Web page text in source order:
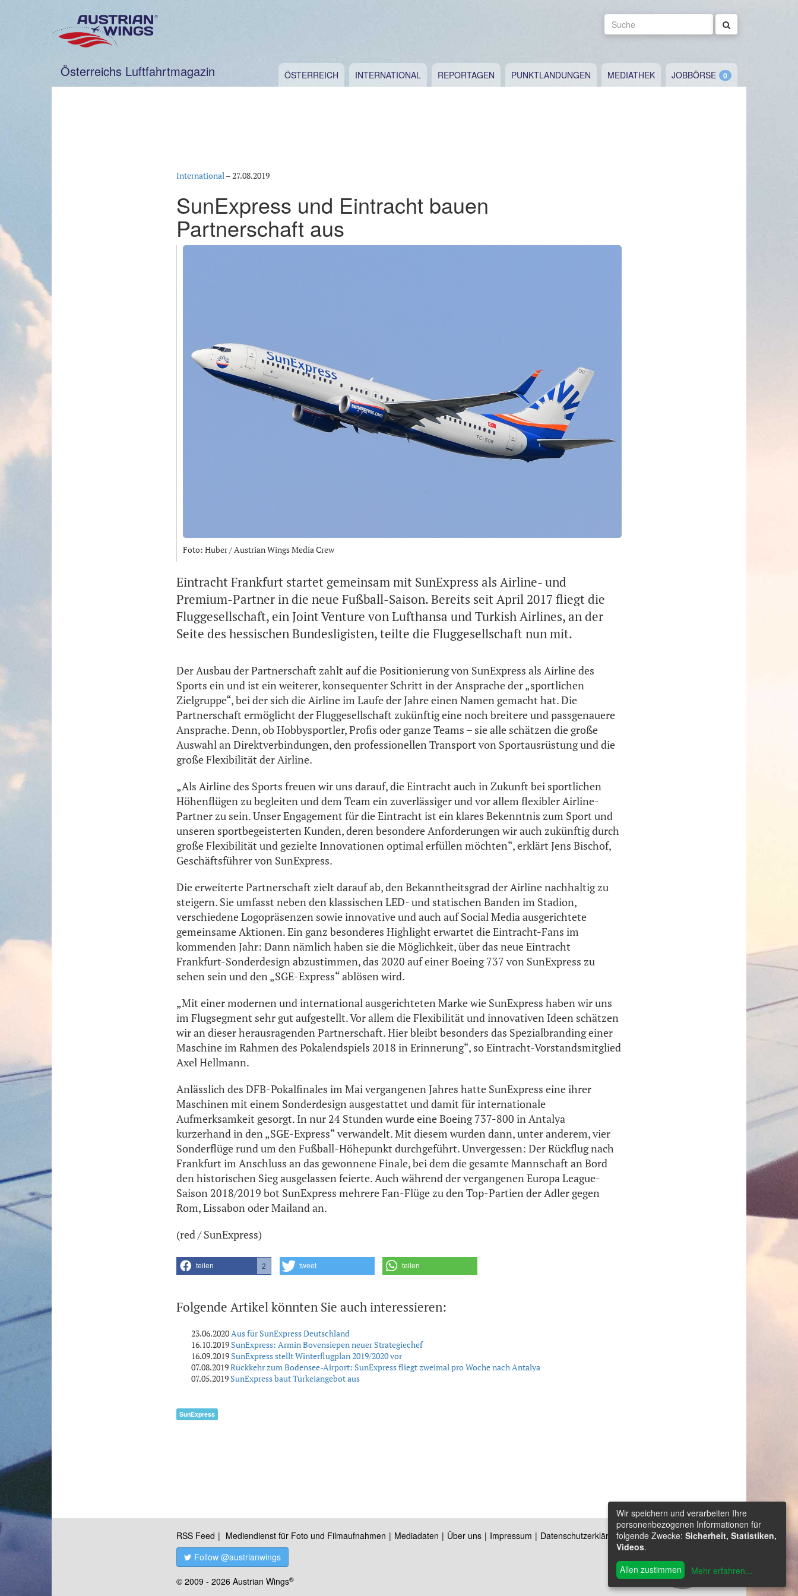
Suche
Österreichs Luftfahrtmagazin ÖSTERREICH INTERNATIONAL REPORTAGEN PUNKTLANDUNGEN MEDIATHEK JOBBÖRSE
International–27.08.2019
SunExpress und Eintracht bauen
Partnerschaft aus
Foto: Huber / Austrian Wings Media Crew
Eintracht Frankfurt startet gemeinsam mit SunExpress als Airline- und
Premium-Partner in die neue Fußball-Saison. Bereits seit April 2017 fliegt die
Fluggesellschaft, ein Joint Venture von Lufthansa und Turkish Airlines, an der
Seite des hessischen Bundesligisten, teilte die Fluggesellschaft nun mit.
Der Ausbau der Partnerschaft zahlt auf die Positionierung von SunExpress als Airline des
Sports ein und ist ein weiterer, konsequenter Schritt in der Ansprache der „sportlichen
Zielgruppe“, bei der sich die Airline im Laufe der Jahre einen Namen gemacht hat. Die
Partnerschaft ermöglicht der Fluggesellschaft zukünftig eine noch breitere und passgenauere
Ansprache. Denn, ob Hobbysportler, Profis oder ganze Teams – sie alle schätzen die große
Auswahl an Direktverbindungen, den professionellen Transport von Sportausrüstung und die
große Flexibilität der Airline.
„Als Airline des Sports freuen wir uns darauf, die Eintracht auch in Zukunft bei sportlichen
Höhenflügen zu begleiten und dem Team ein zuverlässiger und vor allem flexibler Airline-
Partner zu sein. Unser Engagement für die Eintracht ist ein klares Bekenntnis zum Sport und
unseren sportbegeisterten Kunden, deren besondere Anforderungen wir auch zukünftig durch
große Flexibilität und gezielte Innovationen optimal erfüllen möchten“, erklärt Jens Bischof,
Geschäftsführer von SunExpress.
Die erweiterte Partnerschaft zielt darauf ab, den Bekanntheitsgrad der Airline nachhaltig zu
steigern. Sie umfasst neben den klassischen LED- und statischen Banden im Stadion,
verschiedene Logopräsenzen sowie innovative und auch auf Social Media ausgerichtete
gemeinsame Aktionen. Ein ganz besonderes Highlight erwartet die Eintracht-Fans im
kommenden Jahr: Dann nämlich haben sie die Möglichkeit, über das neue Eintracht
Frankfurt-Sonderdesign abzustimmen, das 2020 auf einer Boeing 737 von SunExpress zu
sehen sein und den „SGE-Express“ ablösen wird.
„Mit einer modernen und international ausgerichteten Marke wie SunExpress haben wir uns
im Flugsegment sehr gut aufgestellt. Vor allem die Flexibilität und innovativen Ideen schätzen
wir an dieser herausragenden Partnerschaft. Hier bleibt besonders das Spezialbranding einer
Maschine im Rahmen des Pokalendspiels 2018 in Erinnerung“, so Eintracht-Vorstandsmitglied
Axel Hellmann.
Anlässlich des DFB-Pokalfinales im Mai vergangenen Jahres hatte SunExpress eine ihrer
Maschinen mit einem Sonderdesign ausgestattet und damit für internationale
Aufmerksamkeit gesorgt. In nur 24 Stunden wurde eine Boeing 737-800 in Antalya
kurzerhand in den „SGE-Express“ verwandelt. Mit diesem wurden dann, unter anderem, vier
Sonderflüge rund um den Fußball-Höhepunkt durchgeführt. Unvergessen: Der Rückflug nach
Frankfurt im Anschluss an das gewonnene Finale, bei dem die gesamte Mannschaft an Bord
den historischen Sieg ausgelassen feierte. Auch während der vergangenen Europa League-
Saison 2018/2019 bot SunExpress mehrere Fan-Flüge zu den Top-Partien der Adler gegen
Rom, Lissabon oder Mailand an.
(red / SunExpress)
teilen 2 tweet teilen
Folgende Artikel könnten Sie auch interessieren:
23.06.2020Aus für SunExpress Deutschland
16.10.2019 SunExpress: Armin Bovensiepen neuer Strategiechef
16.09.2019 SunExpress stellt Winterflugplan 2019/2020 vor
07.08.2019Rückkehr zum Bodensee-Airport: SunExpress fliegt zweimal pro Woche nach Antalya
07.05.2019 SunExpress baut Türkeiangebot aus
SunExpress
RSS Feed Mediendienst für Foto und Filmaufnahmen Mediadaten Über uns Impressum Datenschutzerklärung
Kontakt
Follow @austrianwings
© 2009 - 2026 Austrian Wings®
Wir speichern und verarbeiten Ihre
personenbezogenen Informationen für
folgende Zwecke: Sicherheit, Statistiken,
Videos.
Allen zustimmen
Mehr erfahren...